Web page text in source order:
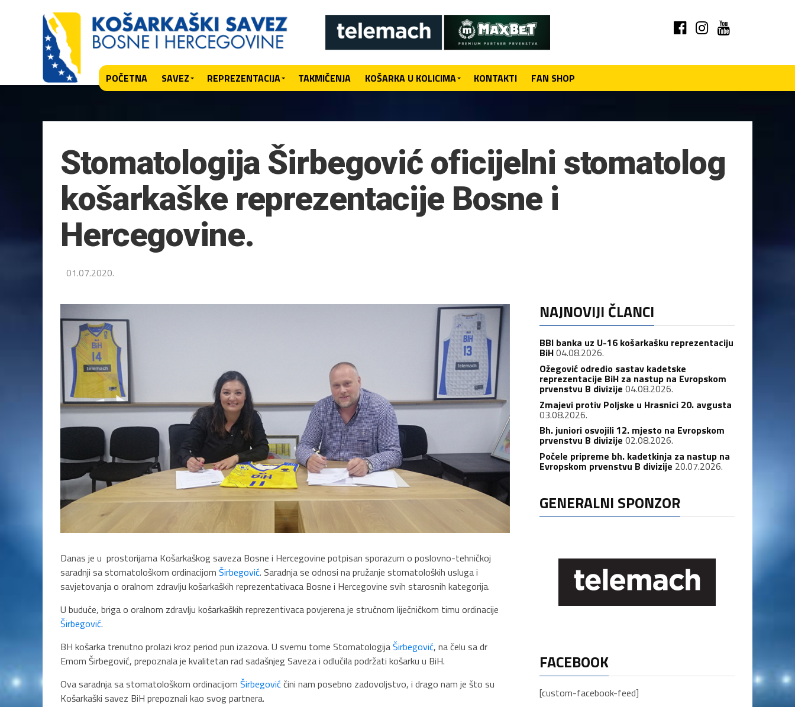
POČETNA SAVEZ REPREZENTACIJA TAKMIČENJA KOŠARKA U KOLICIMA KONTAKTI FAN SHOP
Stomatologija Širbegović oficijelni stomatolog
košarkaške reprezentacije Bosne i
Hercegovine.
01.07.2020.
Danas je u prostorijama Košarkaškog saveza Bosne i Hercegovine potpisan sporazum o poslovno-tehničkoj
saradnji sa stomatološkom ordinacijom Širbegović. Saradnja se odnosi na pružanje stomatoloških usluga i
savjetovanja o oralnom zdravlju košarkaških reprezentativaca Bosne i Hercegovine svih starosnih kategorija.
U buduće, briga o oralnom zdravlju košarkaških reprezentivaca povjerena je stručnom liječničkom timu ordinacije
Širbegović.
BH košarka trenutno prolazi kroz period pun izazova. U svemu tome StomatologijaŠirbegović, na čelu sa dr
Emom Širbegović, prepoznala je kvalitetan rad sadašnjeg Saveza i odlučila podržati košarku u BiH.
Ova saradnja sa stomatološkom ordinacijom Širbegovićčini nam posebno zadovoljstvo, i drago nam je što su
Košarkaški savez BiH prepoznali kao svog partnera.
NAJNOVIJI ČLANCI
BBI banka uz U-16 košarkašku reprezentaciju
BiH04.08.2026.
Ožegović odredio sastav kadetske
reprezentacije BiH za nastup na Evropskom
prvenstvu B divizije 04.08.2026.
Zmajevi protiv Poljske u Hrasnici 20. avgusta
03.08.2026.
Bh. juniori osvojili 12. mjesto na Evropskom
prvenstvu B divizije 02.08.2026.
Počele pripreme bh. kadetkinja za nastup na
Evropskom prvenstvu B divizije 20.07.2026.
GENERALNI SPONZOR
FACEBOOK
[custom-facebook-feed]